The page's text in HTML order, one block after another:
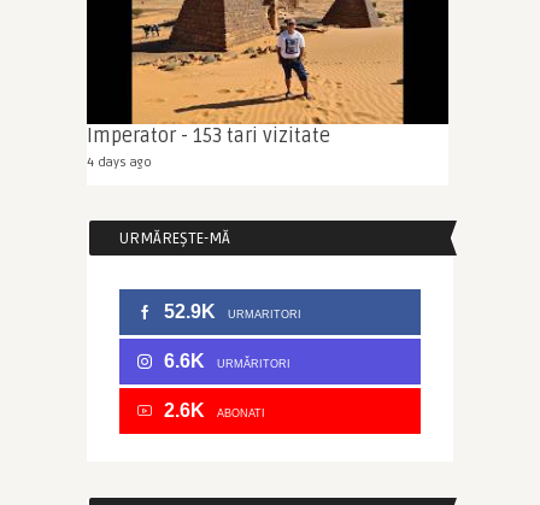
Imperator - 153 tari vizitate
4 days ago
URMĂREȘTE-MĂ
52.9K URMARITORI
6.6K URMĂRITORI
2.6K ABONATI